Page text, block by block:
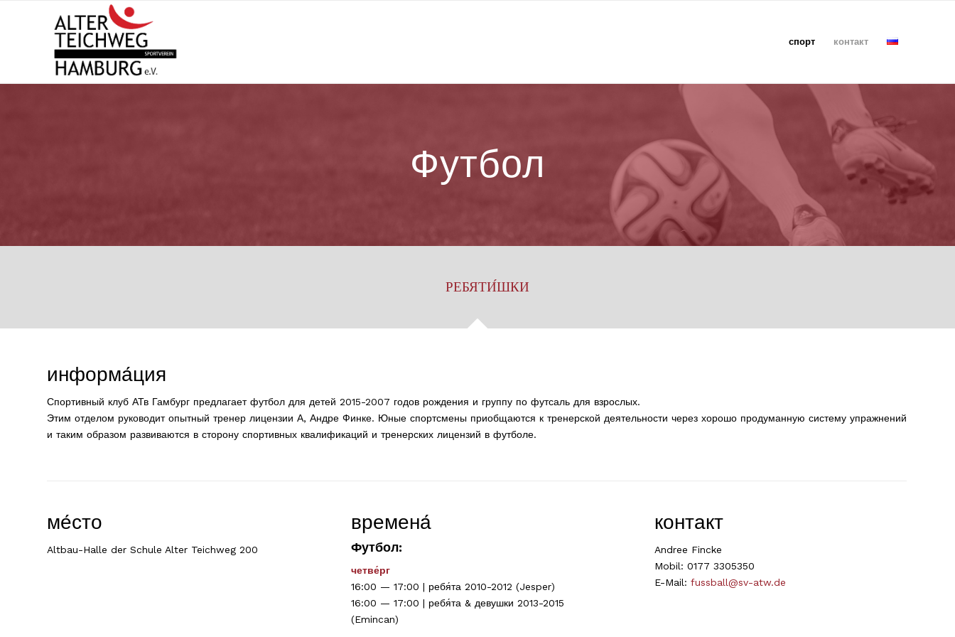
спорт контакт
Футбол
РЕБЯТИ́ШКИ
информа́ция
Спортивный клуб АТв Гамбург предлагает футбол для детей 2015-2007 годов рождения и группу по футсаль для взрослых.
Этим отделом руководит опытный тренер лицензии А, Андре Финке. Юные спортсмены приобщаются к тренерской деятельности через хорошо продуманную систему упражнений
и таким образом развиваются в сторону спортивных квалификаций и тренерских лицензий в футболе.
ме́сто
Altbau-Halle der Schule Alter Teichweg 200
времена́
Футбол:
четве́рг
16:00 — 17:00 | ребя́та 2010-2012 (Jesper)
16:00 — 17:00 | ребя́та & девушки 2013-2015
(Emincan)
контакт
Andree Fincke
Mobil: 0177 3305350
E-Mail:fussball@sv-atw.de